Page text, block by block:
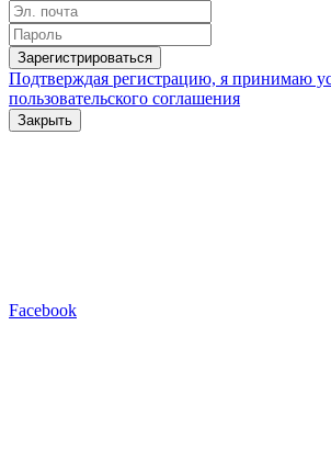
Зарегистрироваться
Подтверждая регистрацию, я принимаю
пользовательского соглашения
Закрыть
Facebook